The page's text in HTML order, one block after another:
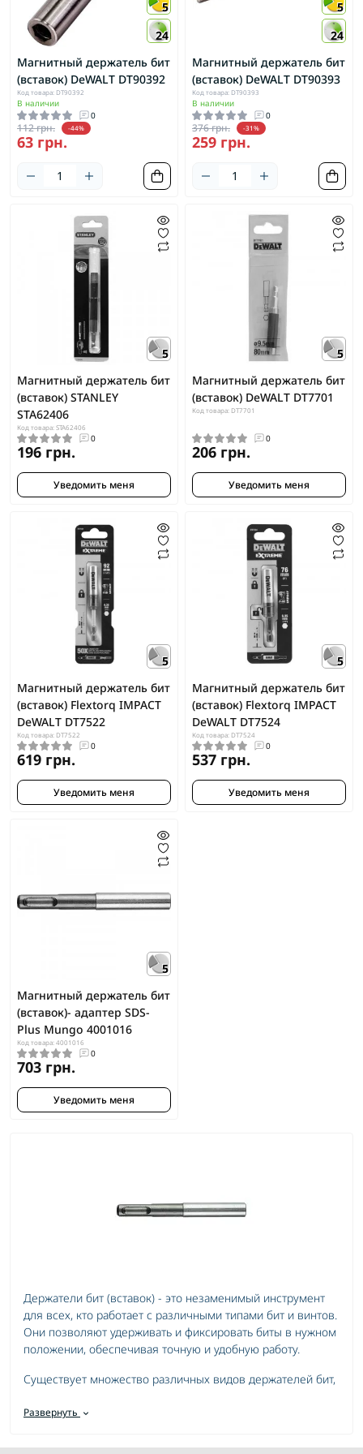
5
24
Магнитный держатель бит
(вставок) DeWALT DT90392
Код товара: DT90392
В наличии
0
112 грн. -44%
63 грн.
5
24
Магнитный держатель бит
(вставок) DeWALT DT90393
Код товара: DT90393
В наличии
0
376 грн. -31%
259 грн.
5
Магнитный держатель бит
(вставок) STANLEY
STA62406
Код товара: STA62406
0
196 грн.
Уведомить меня
5
Магнитный держатель бит
(вставок) DeWALT DT7701
Код товара: DT7701
0
206 грн.
Уведомить меня
5
Магнитный держатель бит
(вставок) Flextorq IMPACT
DeWALT DT7522
Код товара: DT7522
0
619 грн.
Уведомить меня
5
Магнитный держатель бит
(вставок) Flextorq IMPACT
DeWALT DT7524
Код товара: DT7524
0
537 грн.
Уведомить меня
5
Магнитный держатель бит
(вставок)- адаптер SDS-
Plus Mungo 4001016
Код товара: 4001016
0
703 грн.
Уведомить меня
Держатели бит (вставок) - это незаменимый инструмент
для всех, кто работает с различными типами бит и винтов.
Они позволяют удерживать и фиксировать биты в нужном
положении, обеспечивая точную и удобную работу.
Существует множество различных видов держателей бит,
угловые. Каждый из них предназначен для определенных
Развернуть